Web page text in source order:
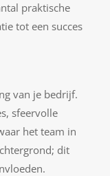
praktische
tot een succes
van je bedrijf.
sfeervolle
het team in
dit